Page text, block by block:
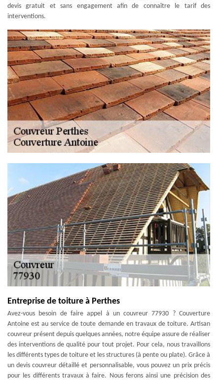
devis gratuit et sans engagement afin de connaître le tarif des
interventions.
Entreprise de toiture à Perthes
Avez-vous besoin de faire appel à un couvreur 77930 ? Couverture
Antoine est au service de toute demande en travaux de toiture. Artisan
couvreur présent depuis quelques années, notre équipe assure de réaliser
des interventions de qualité pour tout projet. Pour cela, nous travaillons
les différents types de toiture et les structures (à pente ou plate). Grâce à
un devis couvreur détaillé et personnalisable, vous pouvez un prix précis
pour les différents travaux à faire. Nous ferons ainsi une précision des